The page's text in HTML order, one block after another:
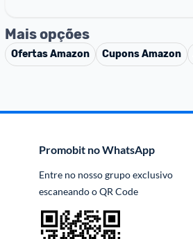
Mais opções
OfertasAmazon CuponsAmazon
Promobit no WhatsApp
Entre no nosso grupo exclusivo
escaneando o QR Code